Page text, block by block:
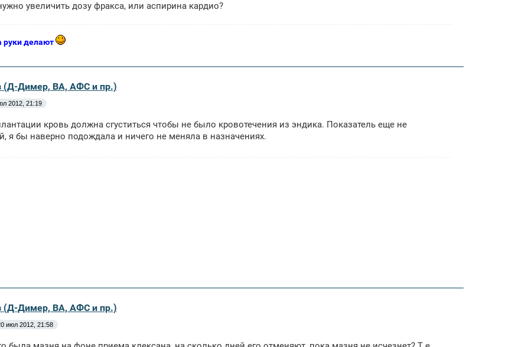
увеличить дозу фракса, или аспирина кардио?
руки делают
(Д-Димер, ВА, АФС и пр.)
2012, 21:19
кровь должна сгуститься чтобы не было кровотечения из эндика. Показатель еще не
я бы наверно подождала и ничего не меняла в назначениях.
(Д-Димер, ВА, АФС и пр.)
июл 2012, 21:58